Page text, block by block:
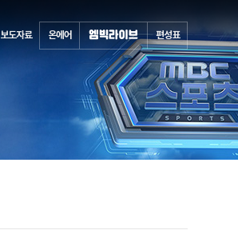
보도자료 온에어 편성표